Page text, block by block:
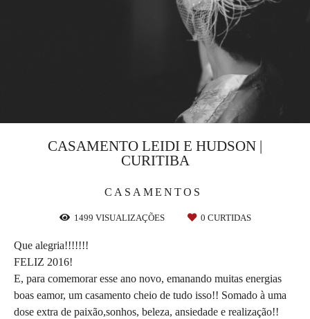
CASAMENTOS
CASAMENTO LEIDI E HUDSON |
CURITIBA
1499 VISUALIZAÇÕES 0 CURTIDAS
Que alegria!!!!!!!
FELIZ 2016!
E, para comemorar esse ano novo, emanando muitas energias
boas eamor, um casamento cheio de tudo isso!! Somado à uma
dose extra de paixão,sonhos, beleza, ansiedade e realização!!